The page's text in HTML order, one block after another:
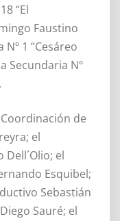
“El
Faustino
1 “Cesáreo
Secundaria Nº
de
el
el
Esquibel;
Sebastián
Sauré; el